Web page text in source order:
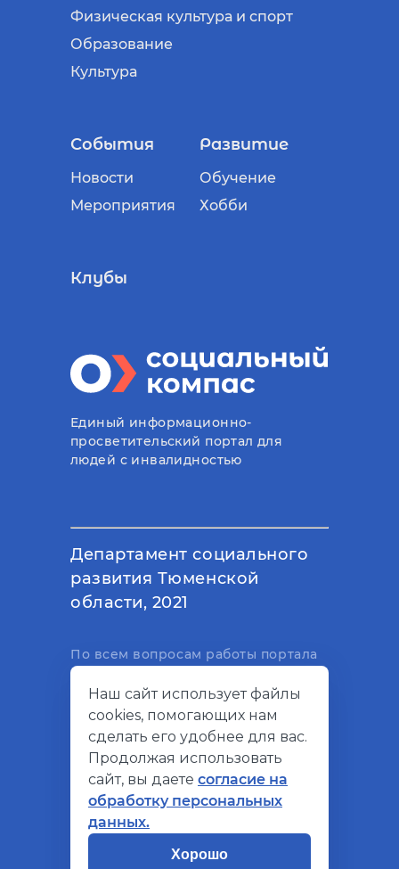
Физическая культура и спорт
Образование
Культура
События
Новости
Мероприятия
Развитие
Обучение
Хобби
Клубы
Единый информационно-
просветительский портал для
людей с инвалидностью
Департамент социального
развития Тюменской
области, 2021
По всем вопросам работы портала
электронный адрес
support@socialkompas.ru
© Социальный компас, 2026
Политика конфиденциальности
Наш сайт использует файлы
cookies, помогающих нам
сделать его удобнее для вас.
Продолжая использовать
сайт, вы даете согласие на
обработку персональных
данных.
Хорошо